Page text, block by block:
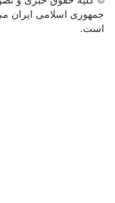
جمهوری اسلامی ایران
است.